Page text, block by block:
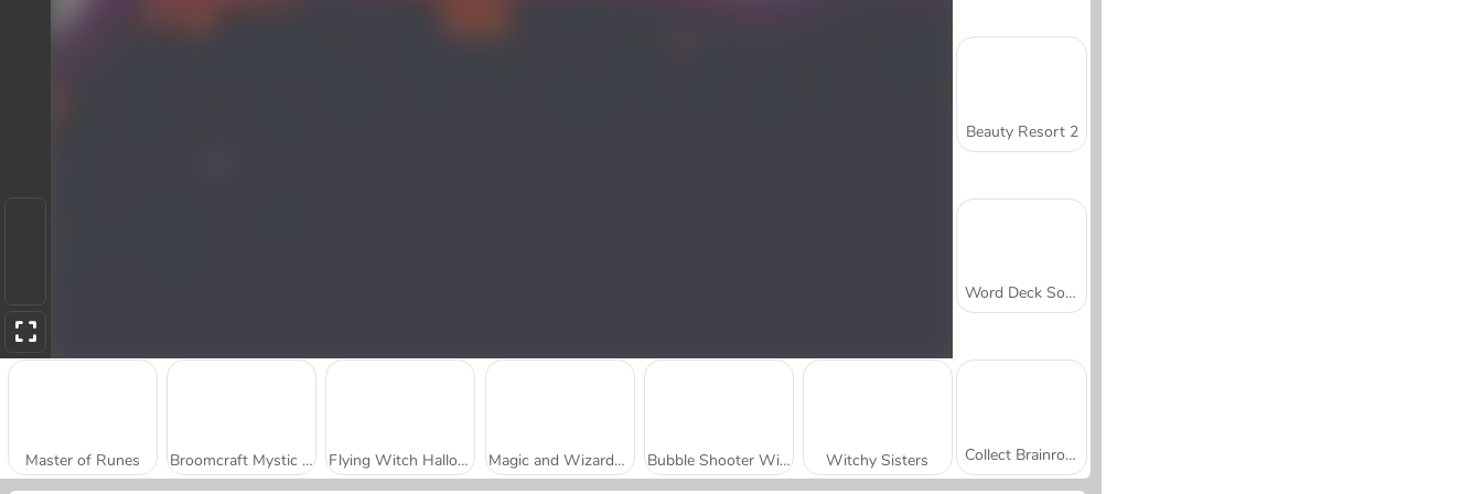
Master of Runes Broomcraft Mystic Evasion Flying Witch Halloween Magic and Wizards Mahjong Bubble Shooter Witch Tower 2 Witchy Sisters
Beauty Resort 2
Word Deck Solitaire
Collect Brainrot Arena